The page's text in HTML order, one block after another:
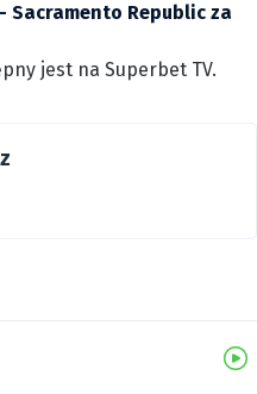
Sacramento Republic za
jest na Superbet TV.